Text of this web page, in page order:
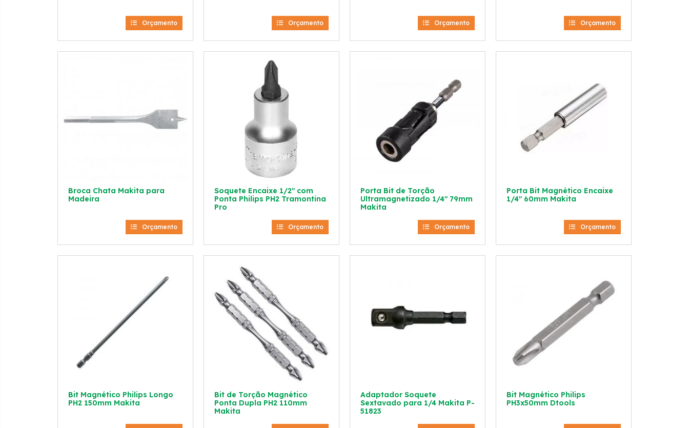
Orçamento Orçamento Orçamento Orçamento
Broca Chata Makita para
Madeira
Orçamento
Soquete Encaixe 1/2″ com
Ponta Philips PH2 Tramontina
Pro
Orçamento
Porta Bit de Torção
Ultramagnetizado 1/4″ 79mm
Makita
Orçamento
Porta Bit Magnético Encaixe
1/4″ 60mm Makita
Orçamento
Bit Magnético Philips Longo
PH2 150mm Makita
Bit de Torção Magnético
Ponta Dupla PH2 110mm
Makita
Adaptador Soquete
Sextavado para 1/4 Makita P-
51823
Bit Magnético Philips
PH3x50mm Dtools